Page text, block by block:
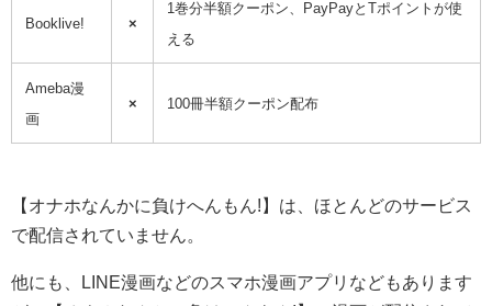
Booklive! ×
1巻分半額クーポン、PayPayとTポイントが使
える
Ameba漫
画
× 100冊半額クーポン配布
【オナホなんかに負けへんもん!】は、ほとんどのサービス
で配信されていません。
他にも、LINE漫画などのスマホ漫画アプリなどもあります